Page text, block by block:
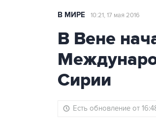
В МИРЕ 10:21, 17 мая 2016
В Вене
Сирии
Есть обновление от